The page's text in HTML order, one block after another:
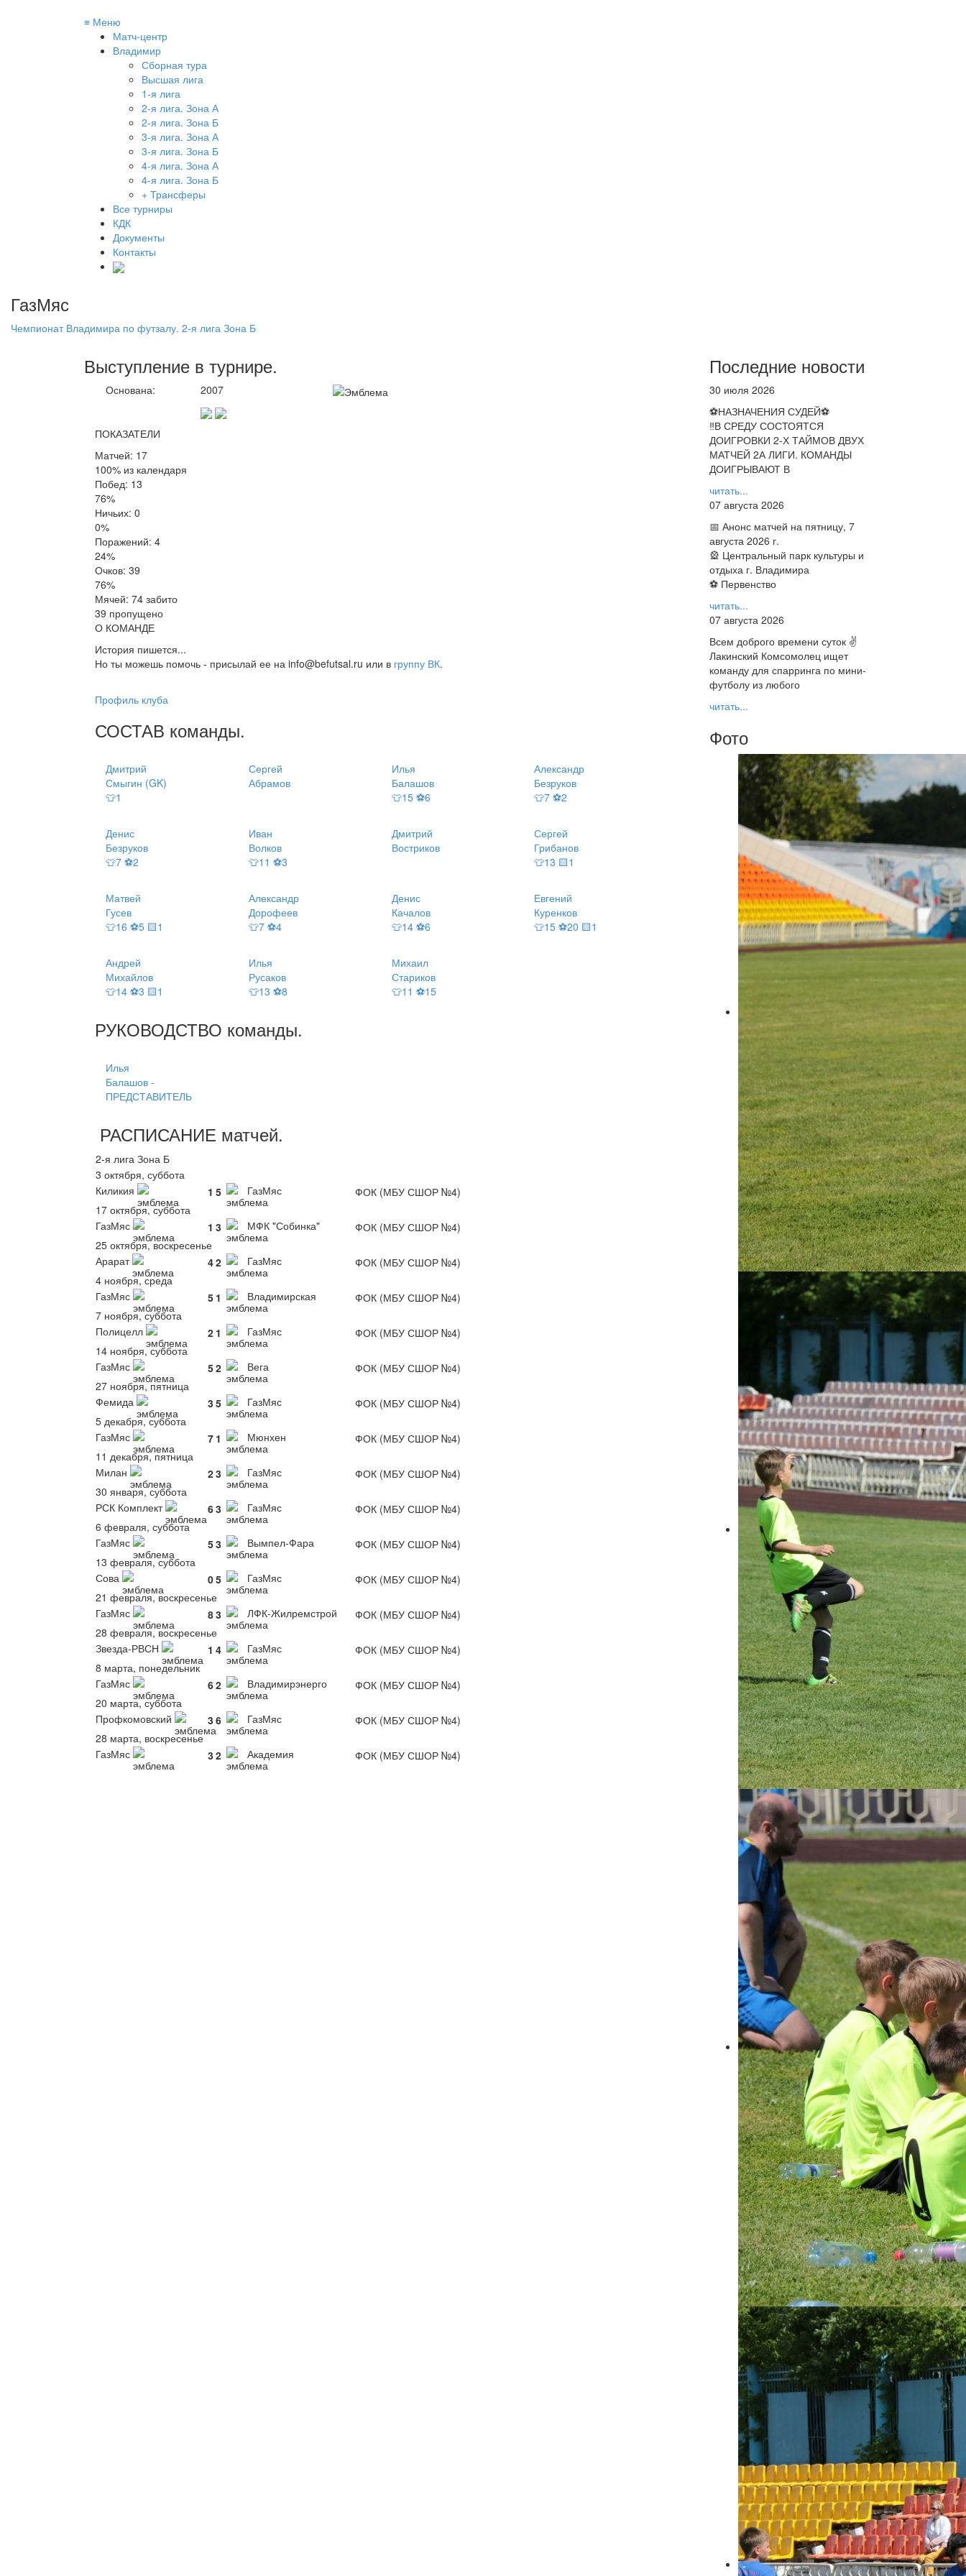
≡ Меню
Матч-центр
Владимир
Сборная тура
Высшая лига
1-я лига
2-я лига. Зона А
2-я лига. Зона Б
3-я лига. Зона А
3-я лига. Зона Б
4-я лига. Зона А
4-я лига. Зона Б
+ Трансферы
Все турниры
КДК
Документы
Контакты
ГазМяс
Чемпионат Владимира по футзалу. 2-я лига Зона Б
Выступление в турнире.
Основана: 2007
ПОКАЗАТЕЛИ
Матчей: 17
100% из календаря
Побед: 13
76%
Ничьих: 0
0%
Поражений: 4
24%
Очков: 39
76%
Мячей: 74 забито
39 пропущено
О КОМАНДЕ
История пишется...
Но ты можешь помочь - присылай ее на info@befutsal.ru или в группу ВК.
Профиль клуба
СОСТАВ команды.
Дмитрий
Смыгин (GK)
👕1
Сергей
Абрамов
Илья
Балашов
👕15 ⚽6
Александр
Безруков
👕7 ⚽2
Денис
Безруков
👕7 ⚽2
Иван
Волков
👕11 ⚽3
Дмитрий
Востриков
Сергей
Грибанов
👕13 🟨1
Матвей
Гусев
👕16 ⚽5 🟨1
Александр
Дорофеев
👕7 ⚽4
Денис
Качалов
👕14 ⚽6
Евгений
Куренков
👕15 ⚽20 🟨1
Андрей
Михайлов
👕14 ⚽3 🟨1
Илья
Русаков
👕13 ⚽8
Михаил
Стариков
👕11 ⚽15
РУКОВОДСТВО команды.
Илья
Балашов -
ПРЕДСТАВИТЕЛЬ
РАСПИСАНИЕ матчей.
2-я лига Зона Б
3 октября, суббота
Киликия
1 5 ГазМяс
ФОК (МБУ СШОР №4)
17 октября, суббота
ГазМяс
1 3 МФК "Собинка"
ФОК (МБУ СШОР №4)
25 октября, воскресенье
Арарат
42 ГазМяс
ФОК (МБУ СШОР №4)
4 ноября, среда
ГазМяс
5 1 Владимирская
ФОК (МБУ СШОР №4)
7 ноября, суббота
Полицелл
2 1 ГазМяс
ФОК (МБУ СШОР №4)
14 ноября, суббота
ГазМяс
52 Вега
ФОК (МБУ СШОР №4)
27 ноября, пятница
Фемида
35 ГазМяс
ФОК (МБУ СШОР №4)
5 декабря, суббота
ГазМяс
7 1 Мюнхен
ФОК (МБУ СШОР №4)
11 декабря, пятница
Милан
23 ГазМяс
ФОК (МБУ СШОР №4)
30 января, суббота
РСК Комплект
63 ГазМяс
ФОК (МБУ СШОР №4)
6 февраля, суббота
ГазМяс
53 Вымпел-Фара
ФОК (МБУ СШОР №4)
13 февраля, суббота
Сова
05 ГазМяс
ФОК (МБУ СШОР №4)
21 февраля, воскресенье
ГазМяс
83 ЛФК-Жилремстрой
ФОК (МБУ СШОР №4)
28 февраля, воскресенье
Звезда-РВСН
1 4 ГазМяс
ФОК (МБУ СШОР №4)
8 марта, понедельник
ГазМяс
62 Владимирэнерго
ФОК (МБУ СШОР №4)
20 марта, суббота
Профкомовский
36 ГазМяс
ФОК (МБУ СШОР №4)
28 марта, воскресенье
ГазМяс
32 Академия ФОК (МБУ СШОР №4)
Последние новости
30 июля 2026
⚽НАЗНАЧЕНИЯ СУДЕЙ⚽
‼В СРЕДУ СОСТОЯТСЯ
ДОИГРОВКИ 2-Х ТАЙМОВ ДВУХ
МАТЧЕЙ 2А ЛИГИ. КОМАНДЫ
ДОИГРЫВАЮТ В
читать...
07 августа 2026
📅 Анонс матчей на пятницу, 7
августа 2026 г.
🎡 Центральный парк культуры и
отдыха г. Владимира
⚽ Первенство
читать...
07 августа 2026
Всем доброго времени суток ✌
Лакинский Комсомолец ищет
команду для спарринга по мини-
футболу из любого
читать...
Фото